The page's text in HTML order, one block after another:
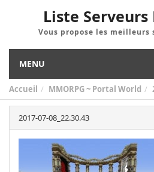
Liste
Vous propose les meilleurs
MENU
Accueil MMORPG ~ Portal World
2017-07-08_22.30.43